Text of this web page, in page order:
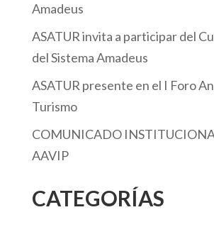
Amadeus
ASATUR invita a participar del
del Sistema Amadeus
ASATUR presente en el I Foro
Turismo
COMUNICADO
AAVIP
CATEGORÍAS